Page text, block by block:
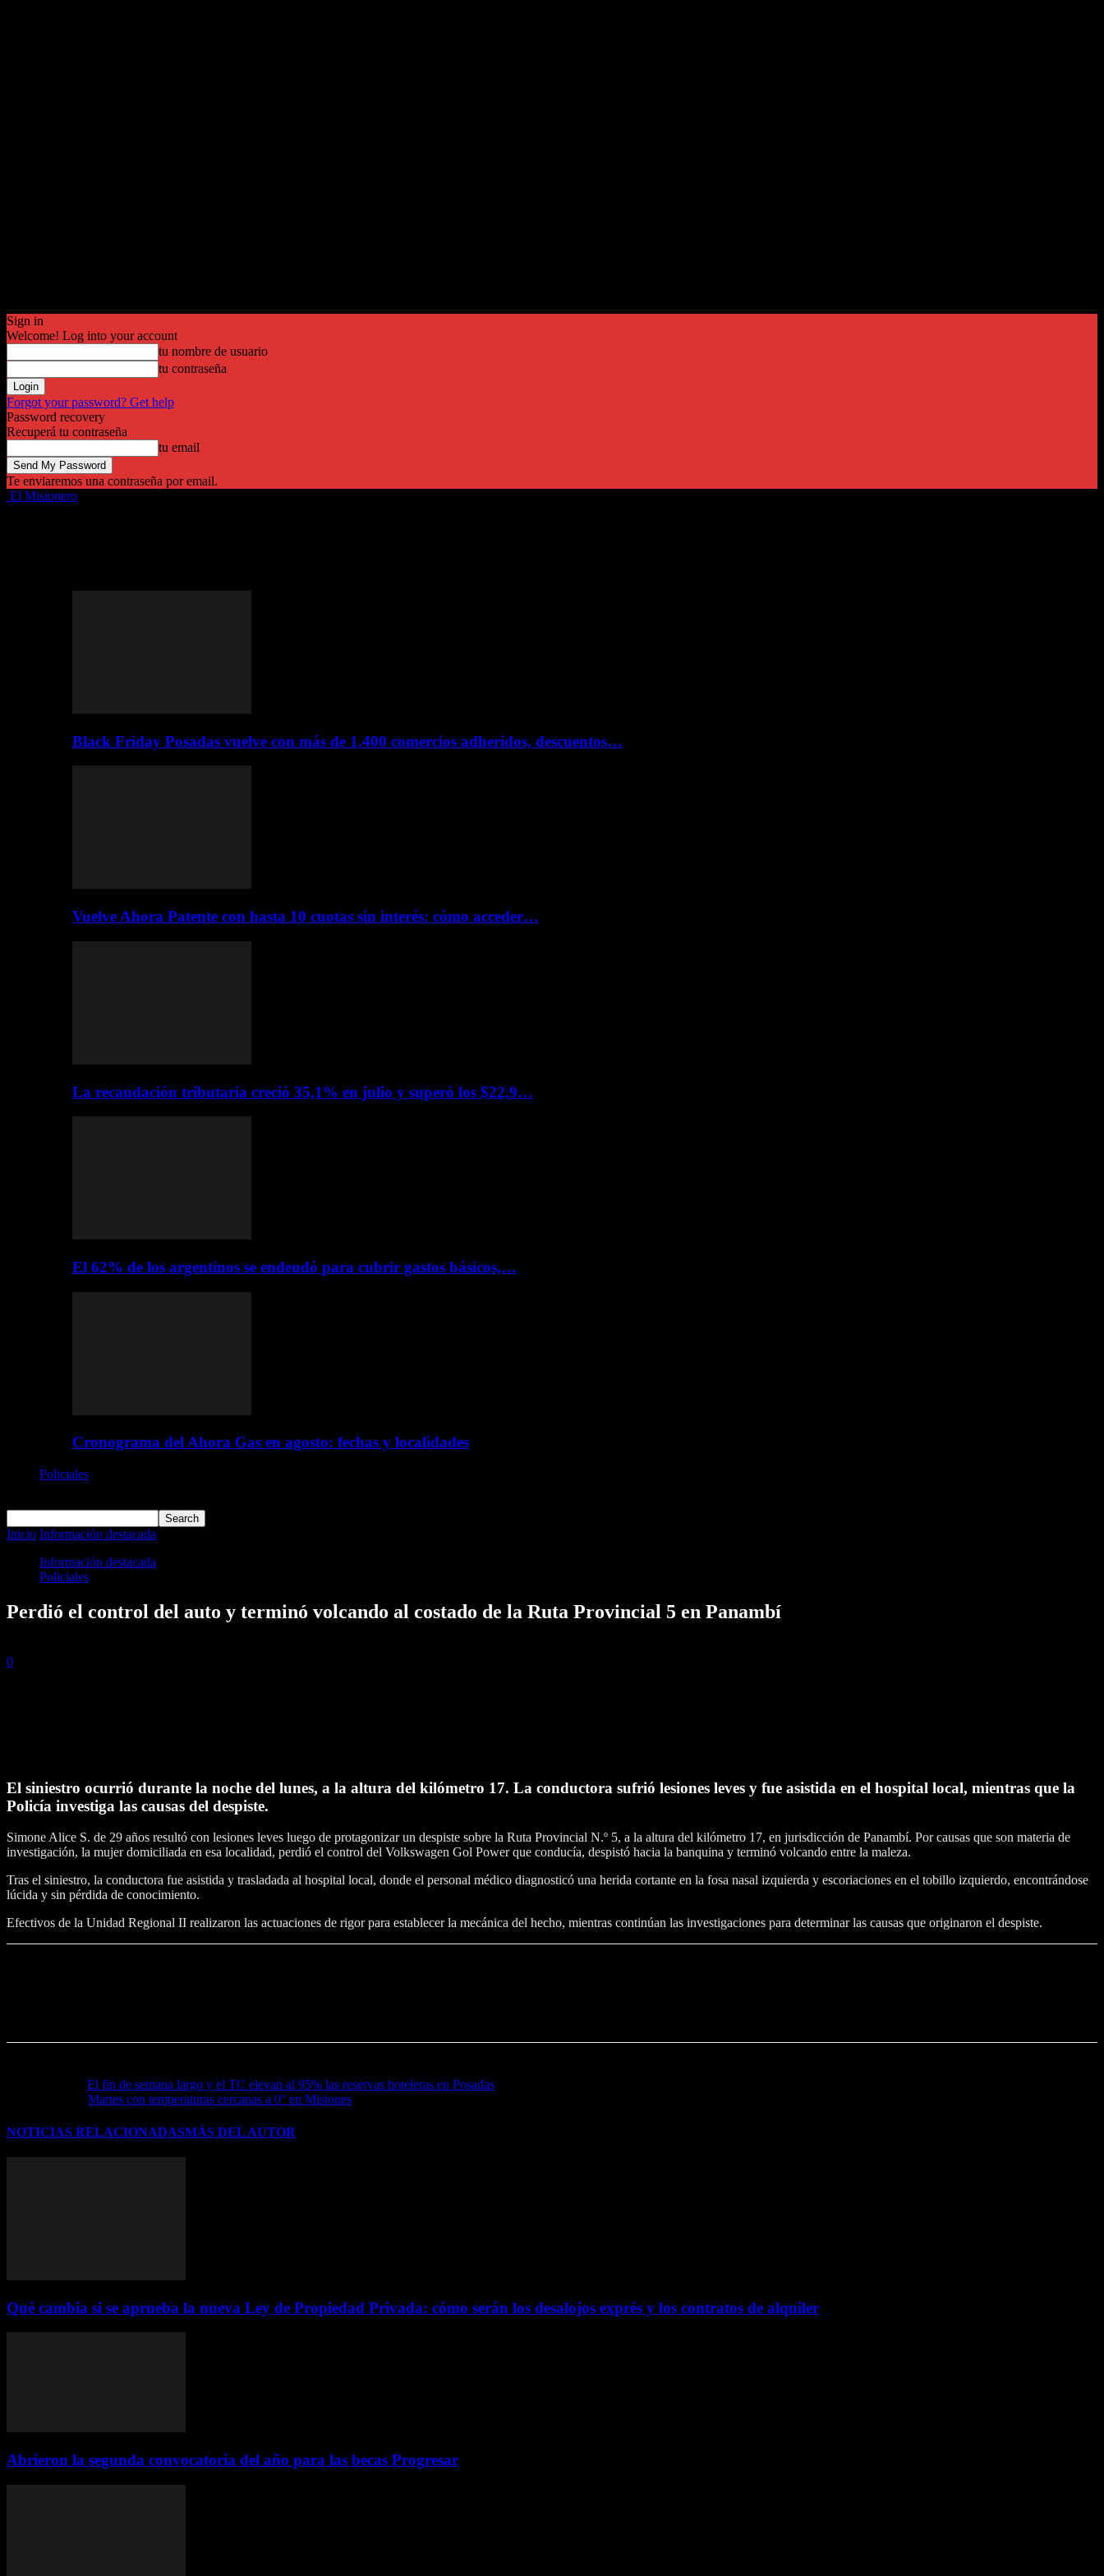
Sign in
Welcome! Log into your account
tu nombre de usuario
tu contraseña
Forgot your password? Get help
Password recovery
Recuperá tu contraseña
tu email
Te enviaremos una contraseña por email.
El Misionero
Black Friday Posadas vuelve con más de 1.400 comercios adheridos, descuentos…
Vuelve Ahora Patente con hasta 10 cuotas sin interés: cómo acceder…
La recaudación tributaria creció 35,1% en julio y superó los $22,9…
El 62% de los argentinos se endeudó para cubrir gastos básicos,…
Cronograma del Ahora Gas en agosto: fechas y localidades
Policiales
Inicio Información destacada
Información destacada
Policiales
Perdió el control del auto y terminó volcando al costado de la Ruta Provincial 5 en Panambí
0
El siniestro ocurrió durante la noche del lunes, a la altura del kilómetro 17. La conductora sufrió lesiones leves y fue asistida en el hospital local, mientras que la
Policía investiga las causas del despiste.
Simone Alice S. de 29 años resultó con lesiones leves luego de protagonizar un despiste sobre la Ruta Provincial N.º 5, a la altura del kilómetro 17, en jurisdicción de Panambí. Por causas que son materia de
investigación, la mujer domiciliada en esa localidad, perdió el control del Volkswagen Gol Power que conducía, despistó hacia la banquina y terminó volcando entre la maleza.
Tras el siniestro, la conductora fue asistida y trasladada al hospital local, donde el personal médico diagnosticó una herida cortante en la fosa nasal izquierda y escoriaciones en el tobillo izquierdo, encontrándose
lúcida y sin pérdida de conocimiento.
Efectivos de la Unidad Regional II realizaron las actuaciones de rigor para establecer la mecánica del hecho, mientras continúan las investigaciones para determinar las causas que originaron el despiste.
El fin de semana largo y el TC elevan al 95% las reservas hoteleras en Posadas
Martes con temperaturas cercanas a 0° en Misiones
NOTICIAS RELACIONADASMÁS DEL AUTOR
Qué cambia si se aprueba la nueva Ley de Propiedad Privada: cómo serán los desalojos exprés y los contratos de alquiler
Abrieron la segunda convocatoria del año para las becas Progresar